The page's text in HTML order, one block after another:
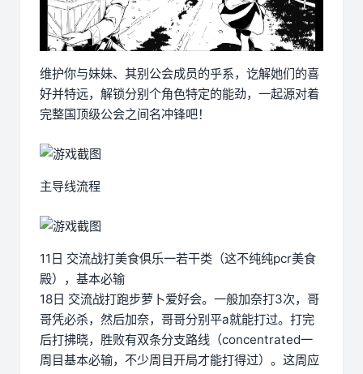
维护你与妹妹、其别公会成员的乎系，讫解她们的喜
好并特远，解锁分别个角色特定的能劲，一起源对着
完整国顶级公会之间名冲锋吧！
主导线流程
11日 交流战打美食俱乐一若干类（这不纯纯pcr美食
殿），基本必输
18日 交流战打跑步萝卜爱好会。一般加奈打3次，哥
哥凭必杀，然后加奈，哥哥分别平a就能打过。打完
后打拂晓，胜败有双条分支路线（concentrated一
周目基本必输，不少周目开局才能打得过）。这周应